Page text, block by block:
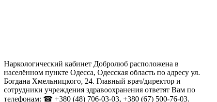
Наркологический кабинет Добролюб расположена в
населённом пункте Одесса, Одесская область по адресу ул.
Богдана Хмельницкого, 24. Главный врач/директор и
сотрудники учреждения здравоохранения ответят Вам по
телефонам: ☎ +380 (48) 706-03-03, +380 (67) 500-76-03.